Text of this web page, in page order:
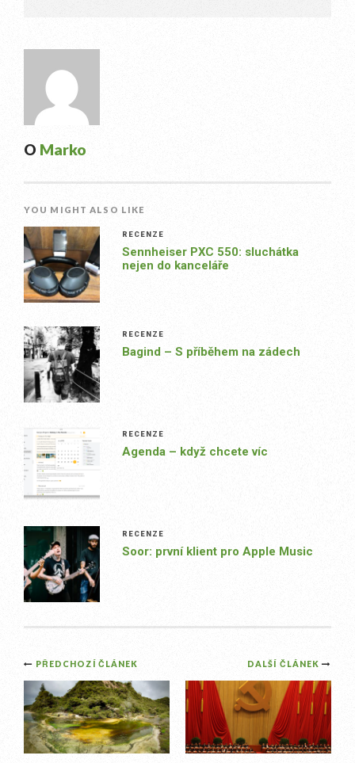
O Marko
YOU MIGHT ALSO LIKE
RECENZE
Sennheiser PXC 550: sluchátka
nejen do kanceláře
RECENZE
Bagind – S příběhem na zádech
RECENZE
Agenda – když chcete víc
RECENZE
Soor: první klient pro Apple Music
Post
navigation
DALŠÍ ČLÁNEK
PŘEDCHOZÍ ČLÁNEK